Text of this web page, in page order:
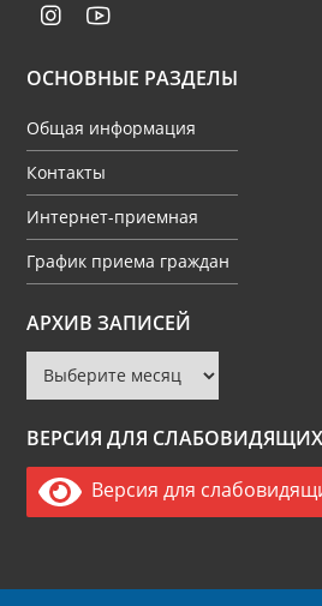
ОСНОВНЫЕ РАЗДЕЛЫ
Общая информация
Контакты
Интернет-приемная
График приема граждан
АРХИВ ЗАПИСЕЙ
Архив
записей
ВЕРСИЯ ДЛЯ СЛАБОВИДЯЩИХ
Версия для